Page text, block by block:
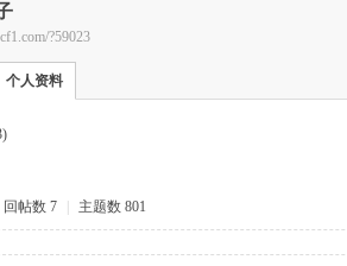
?59023
个人资料
回帖数 7 主题数 801